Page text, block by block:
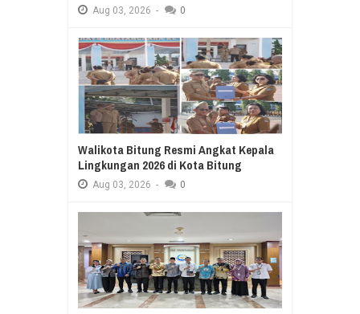
Aug 03, 2026 - 0
Walikota Bitung Resmi Angkat Kepala
Lingkungan 2026 di Kota Bitung
Aug 03, 2026 - 0